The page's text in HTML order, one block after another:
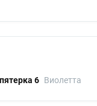
6 Виолетта